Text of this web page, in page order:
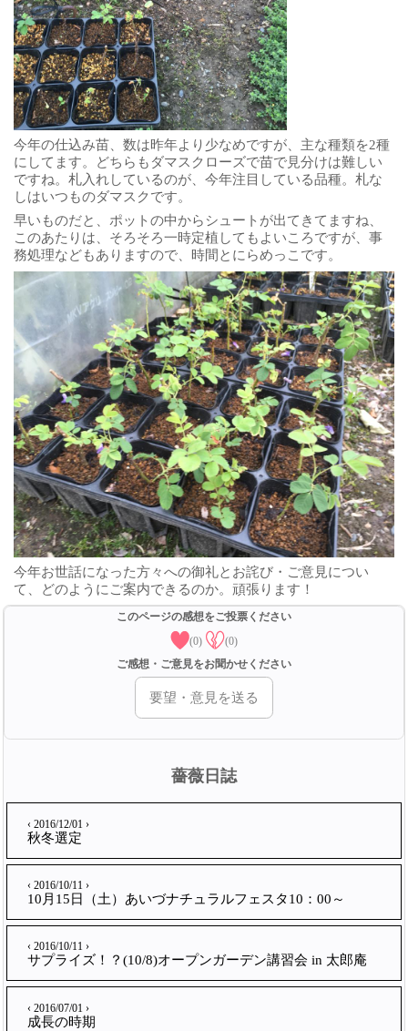
今年の仕込み苗、数は昨年より少なめですが、主な種類を2種
にしてます。どちらもダマスクローズで苗で見分けは難しい
ですね。札入れしているのが、今年注目している品種。札な
しはいつものダマスクです。
早いものだと、ポットの中からシュートが出てきてますね、
このあたりは、そろそろ一時定植してもよいころですが、事
務処理などもありますので、時間とにらめっこです。
今年お世話になった方々への御礼とお詫び・ご意見につい
て、どのようにご案内できるのか。頑張ります！
このページの感想をご投票ください
(0)
(0)
ご感想・ご意見をお聞かせください
要望・意見を送る
薔薇日誌
‹ 2016/12/01 ›
秋冬選定
‹ 2016/10/11 ›
10月15日（土）あいづナチュラルフェスタ10：00～
‹ 2016/10/11 ›
サプライズ！？(10/8)オープンガーデン講習会 in 太郎庵
‹ 2016/07/01 ›
成長の時期